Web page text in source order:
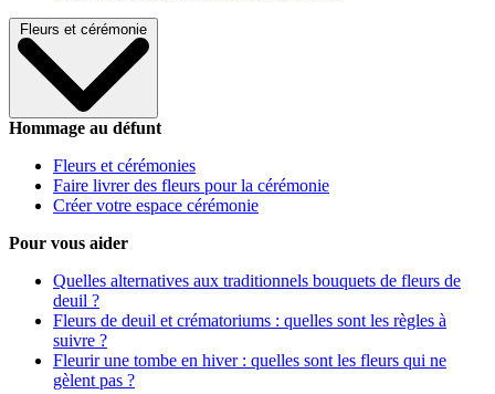
Fleurs et cérémonie
Hommage au défunt
Fleurs et cérémonies
Faire livrer des fleurs pour la cérémonie
Créer votre espace cérémonie
Pour vous aider
Quelles alternatives aux traditionnels bouquets de fleurs de
deuil ?
Fleurs de deuil et crématoriums : quelles sont les règles à
suivre ?
Fleurir une tombe en hiver : quelles sont les fleurs qui ne
gèlent pas ?